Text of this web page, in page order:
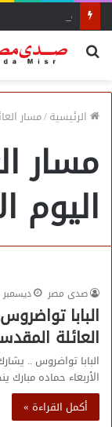
محاضرة مفتي
بحث
الرئيسية/مسار
مسار
اليوم
صدى مصر
ديسمبر 8, 2021
البابا
العائلة
البابا تواضروس ..
الأربعاء حماده مبارك
أكمل القراءة »